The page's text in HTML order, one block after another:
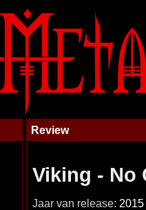
Review
Viking - No
Jaar van release: 2015